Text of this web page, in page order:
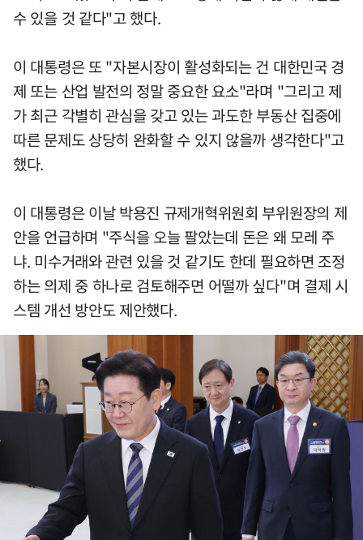
수 있을 것 같다"고 했다.
이 대통령은 또 "자본시장이 활성화되는 건 대한민국 경
제 또는 산업 발전의 정말 중요한 요소"라며 "그리고 제
가 최근 각별히 관심을 갖고 있는 과도한 부동산 집중에
따른 문제도 상당히 완화할 수 있지 않을까 생각한다"고
했다.
이 대통령은 이날 박용진 규제개혁위원회 부위원장의 제
안을 언급하며 "주식을 오늘 팔았는데 돈은 왜 모레 주
냐. 미수거래와 관련 있을 것 같기도 한데 필요하면 조정
하는 의제 중 하나로 검토해주면 어떨까 싶다"며 결제 시
스템 개선 방안도 제안했다.